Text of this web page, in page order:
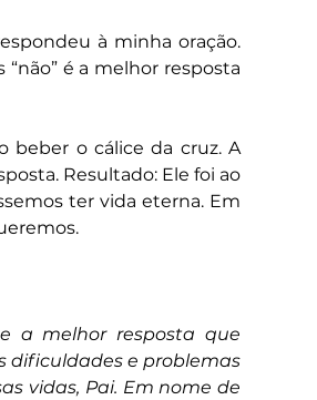
à minha oração.
é a melhor resposta
beber o cálice da cruz. A
Resultado: Ele foi ao
ter vida eterna. Em
a melhor resposta que
dificuldades e problemas
vidas, Pai. Em nome de